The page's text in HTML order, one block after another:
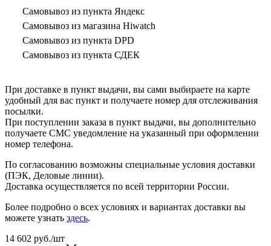
Самовывоз из пункта Яндекс
Самовывоз из магазина Hiwatch
Самовывоз из пункта DPD
Самовывоз из пункта СДЕК
При доставке в пункт выдачи, вы сами выбираете на карте
удобный для вас пункт и получаете номер для отслеживания
посылки.
При поступлении заказа в пункт выдачи, вы дополнительно
получаете СМС уведомление на указанный при оформлении
номер телефона.
По согласованию возможны специальные условия доставки
(ПЭК, Деловые линии).
Доставка осуществляется по всей территории России.
Более подробно о всех условиях и вариантах доставки вы
можете узнать здесь.
14 602 руб./шт